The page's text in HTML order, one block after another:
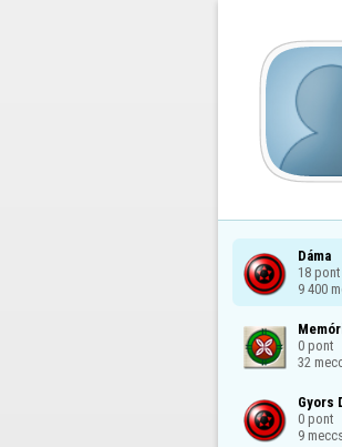
Dáma
18 pont
9 400
0 pont
32
Gyors
0 pont
9